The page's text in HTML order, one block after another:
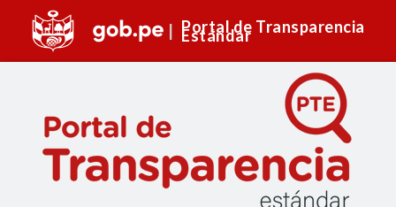
Portal de Transparencia
Estándar